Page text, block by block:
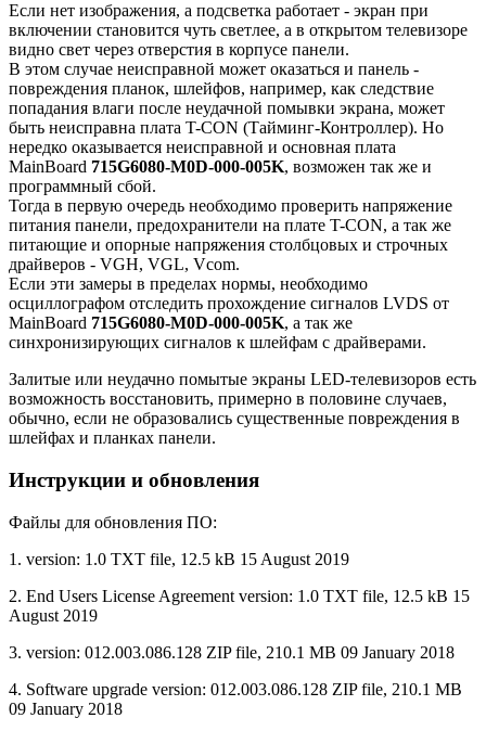
Если нет изображения, а подсветка работает - экран при
включении становится чуть светлее, а в открытом телевизоре
видно свет через отверстия в корпусе панели.
В этом случае неисправной может оказаться и панель -
повреждения планок, шлейфов, например, как следствие
попадания влаги после неудачной помывки экрана, может
быть неисправна плата T-CON (Тайминг-Контроллер). Но
нередко оказывается неисправной и основная плата
MainBoard 715G6080-M0D-000-005K, возможен так же и
программный сбой.
Тогда в первую очередь необходимо проверить напряжение
питания панели, предохранители на плате T-CON, а так же
питающие и опорные напряжения столбцовых и строчных
драйверов - VGH, VGL, Vcom.
Если эти замеры в пределах нормы, необходимо
осциллографом отследить прохождение сигналов LVDS от
MainBoard 715G6080-M0D-000-005K, а так же
синхронизирующих сигналов к шлейфам с драйверами.
Залитые или неудачно помытые экраны LED-телевизоров есть
возможность восстановить, примерно в половине случаев,
обычно, если не образовались существенные повреждения в
шлейфах и планках панели.
Инструкции и обновления
Файлы для обновления ПО:
1. version: 1.0 TXT file, 12.5 kB 15 August 2019
2. End Users License Agreement version: 1.0 TXT file, 12.5 kB 15
August 2019
3. version: 012.003.086.128 ZIP file, 210.1 MB 09 January 2018
4. Software upgrade version: 012.003.086.128 ZIP file, 210.1 MB
09 January 2018